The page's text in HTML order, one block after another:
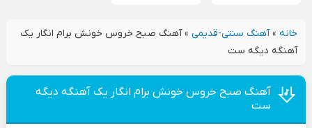
خانه»آهنگ سنتی-قدیمی»آهنگ صبح خروس خونش برام انگار یک
آهنگه دیگه ست
آهنگ صبح خروس خونش برام انگار یک آهنگه دیگه
ست